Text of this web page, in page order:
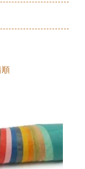
順